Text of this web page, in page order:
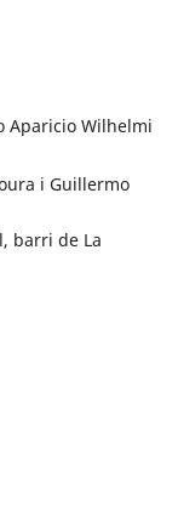
Aparicio Wilhelmi
i Guillermo
barri de La